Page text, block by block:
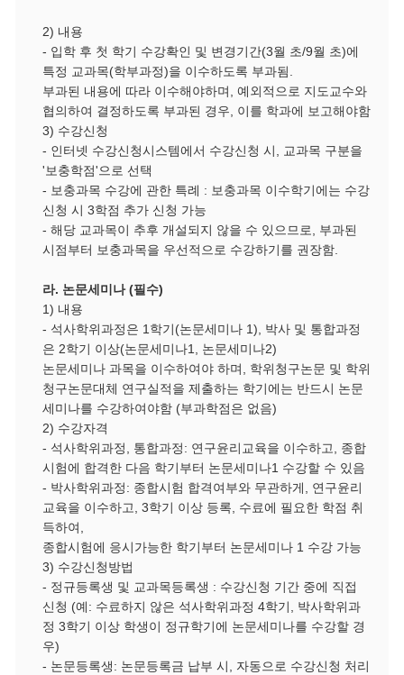
2) 내용
- 입학 후 첫 학기 수강확인 및 변경기간(3월 초/9월 초)에
특정 교과목(학부과정)을 이수하도록 부과됨
부과된 내용에 따라 이수해야하며
예외적으로 지도교수와
협의하여 결정하도록 부과된 경우
이를 학과에 보고해야함
3) 수강신청
- 인터넷 수강신청시스템에서 수강신청 시
교과목 구분을
'보충학점'으로 선택
- 보충과목 수강에 관한 특례 : 보충과목 이수학기에는 수강
신청 시 3학점 추가 신청 가능
- 해당 교과목이 추후 개설되지 않을 수 있으므로
부과된
시점부터 보충과목을 우선적으로 수강하기를 권장함
라. 논문세미나(필수)
1) 내용
- 석사학위과정은 1 학기(논문세미나 1), 박사 및 통합과정
은 2학기 이상(논문세미나1, 논문세미나2)
논문세미나 과목을 이수하여야 하며
학위청구논문 및 학위
청구논문대체 연구실적을 제출하는 학기에는 반드시 논문
세미나를 수강하여야함 (부과학점은 없음)
2) 수강자격
- 석사학위과정 통합과정: 연구윤리교육을 이수하고
종합
시험에 합격한 다음 학기부터 논문세미나1 수강할 수 있음
- 박사학위과정: 종합시험 합격여부와 무관하게
연구윤리
교육을 이수하고
, 3학기 이상 등록
수료에 필요한 학점 취
득하여
종합시험에 응시가능한 학기부터 논문세미나 1 수강 가능
3) 수강신청방법
- 정규등록생 및 교과목등록생 : 수강신청 기간 중에 직접
신청 (예: 수료하지 않은 석사학위과정 4학기
박사학위과
정 3학기 이상 학생이 정규학기에 논문세미나를 수강할 경
우)
- 논문등록생: 논문등록금 납부 시
자동으로 수강신청 처리